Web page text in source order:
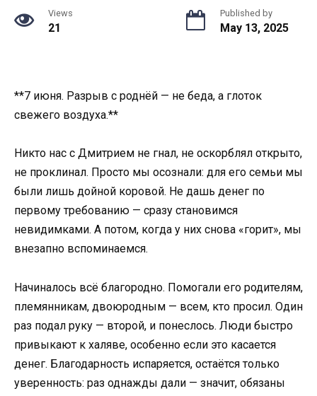
Views
21
Published by
May 13, 2025
**7 июня. Разрыв с роднёй — не беда, а глоток
свежего воздуха.**
Никто нас с Дмитрием не гнал, не оскорблял открыто,
не проклинал. Просто мы осознали: для его семьи мы
были лишь дойной коровой. Не дашь денег по
первому требованию — сразу становимся
невидимками. А потом, когда у них снова «горит», мы
внезапно вспоминаемся.
Начиналось всё благородно. Помогали его родителям,
племянникам, двоюродным — всем, кто просил. Один
раз подал руку — второй, и понеслось. Люди быстро
привыкают к халяве, особенно если это касается
денег. Благодарность испаряется, остаётся только
уверенность: раз однажды дали — значит, обязаны